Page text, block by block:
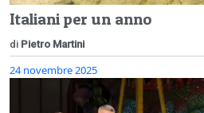
Italiani per un anno
di Pietro Martini
24 novembre 2025